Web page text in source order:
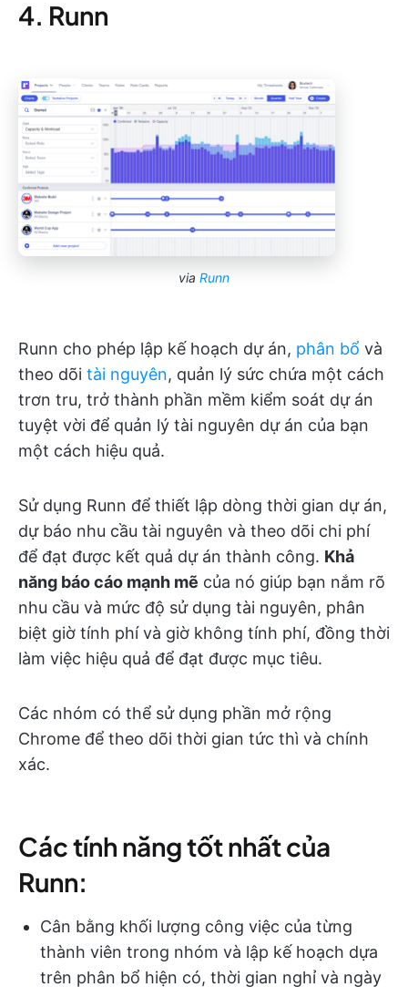
4. Runn
via Runn
Runn cho phép lập kế hoạch dự án, phân bổ và
theo dõi tài nguyên, quản lý sức chứa một cách
trơn tru, trở thành phần mềm kiểm soát dự án
tuyệt vời để quản lý tài nguyên dự án của bạn
một cách hiệu quả.
Sử dụng Runn để thiết lập dòng thời gian dự án,
dự báo nhu cầu tài nguyên và theo dõi chi phí
để đạt được kết quả dự án thành công. Khả
năng báo cáo mạnh mẽ của nó giúp bạn nắm rõ
nhu cầu và mức độ sử dụng tài nguyên, phân
biệt giờ tính phí và giờ không tính phí, đồng thời
làm việc hiệu quả để đạt được mục tiêu.
Các nhóm có thể sử dụng phần mở rộng
Chrome để theo dõi thời gian tức thì và chính
xác.
Các tính năng tốt nhất của
Runn:
Cân bằng khối lượng công việc của từng
thành viên trong nhóm và lập kế hoạch dựa
trên phân bổ hiện có, thời gian nghỉ và ngày